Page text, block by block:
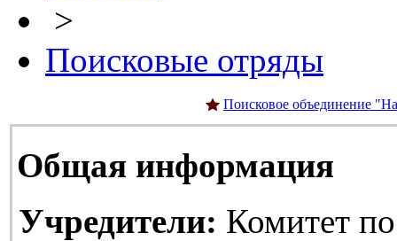
>
Поисковые отряды
Поисковое объединение
Общая информация
Учредители: Комитет